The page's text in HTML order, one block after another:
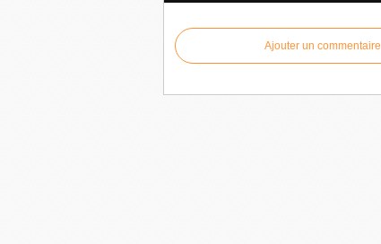
Ajouter un commentaire